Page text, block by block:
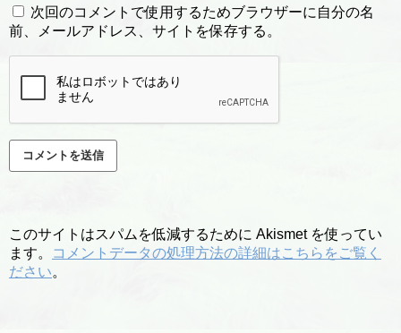
次回のコメントで使用するためブラウザーに自分の名
前、メールアドレス、サイトを保存する。
このサイトはスパムを低減するために Akismet を使ってい
ます。
コメントデータの処理方法の詳細はこちらをご覧く
ださい。